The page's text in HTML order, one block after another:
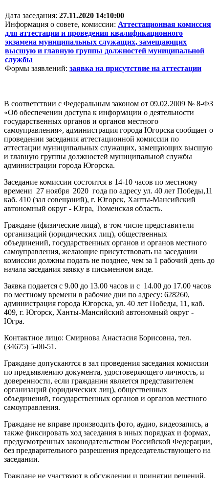
Дата заседания: 27.11.2020 14:10:00
Информация о совете, комиссии: Аттестационная комиссия
для аттестации и проведения квалификационного
экзамена муниципальных служащих, замещающих
высшую и главную группы должностей муниципальной
службы
Формы заявлений: заявка на присутствие на аттестации
В соответствии с Федеральным законом от 09.02.2009 № 8-ФЗ
«Об обеспечении доступа к информации о деятельности
государственных органов и органов местного
самоуправления», администрация города Югорска сообщает о
проведении заседания аттестационной комиссии по
аттестации муниципальных служащих, замещающих высшую
и главную группы должностей муниципальной службы
администрации города Югорска.
Заседание комиссии состоится в 14-10 часов по местному
времени 27 ноября 2020 года по адресу ул. 40 лет Победы,11
каб. 410 (зал совещаний), г. Югорск, Ханты-Мансийский
автономный округ - Югра, Тюменская область.
Граждане (физические лица), в том числе представители
организаций (юридических лиц), общественных
объединений, государственных органов и органов местного
самоуправления, желающие присутствовать на заседании
комиссии должны подать не позднее, чем за 1 рабочий день до
начала заседания заявку в письменном виде.
Заявка подается с 9.00 до 13.00 часов и с 14.00 до 17.00 часов
по местному времени в рабочие дни по адресу: 628260,
администрация города Югорска, ул. 40 лет Победы, 11, каб.
409, г. Югорск, Ханты-Мансийский автономный округ -
Югра.
Контактное лицо: Смирнова Анастасия Борисовна, тел.
(34675) 5-00-51.
Граждане допускаются в зал проведения заседания комиссии
по предъявлению документа, удостоверяющего личность, и
доверенности, если гражданин является представителем
организаций (юридических лиц), общественных
объединений, государственных органов и органов местного
самоуправления.
Граждане не вправе производить фото, аудио, видеозапись, а
также фиксировать ход заседания в иных порядках и формах,
предусмотренных законодательством Российской Федерации,
без предварительного разрешения председательствующего на
заседании.
Граждане не участвуют в обсуждении и принятии решений,